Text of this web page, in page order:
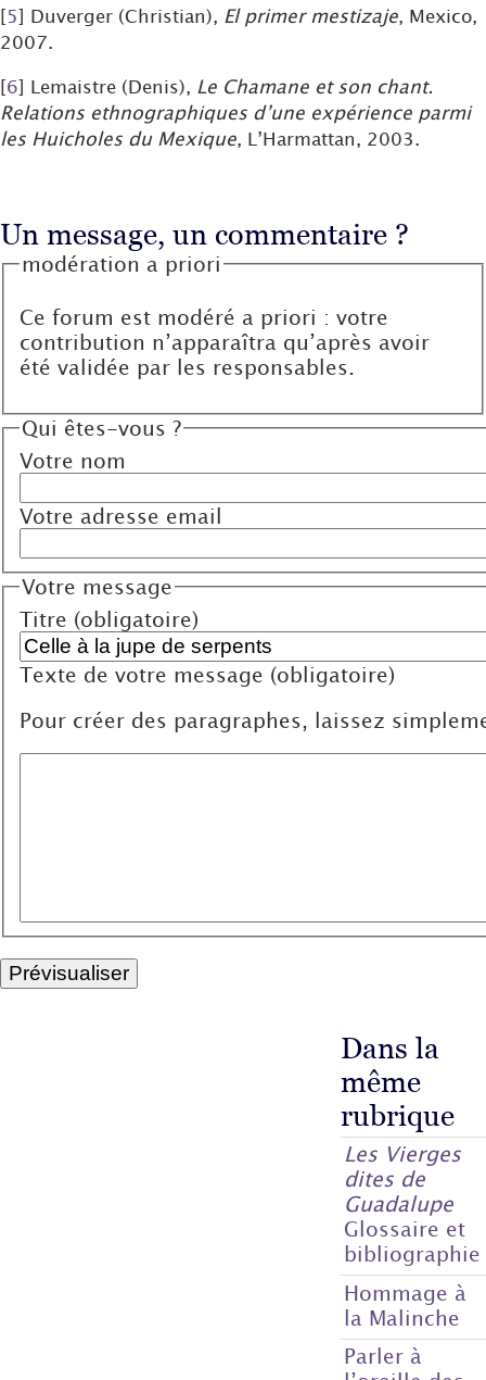
[5] Duverger (Christian), El primer mestizaje, Mexico,
2007.
[6] Lemaistre (Denis), Le Chamane et son chant.
Relations ethnographiques d’une expérience parmi
les Huicholes du Mexique, L’Harmattan, 2003.
Un message, un commentaire ?
modération a priori
Ce forum est modéré a priori : votre
contribution n’apparaîtra qu’après avoir
été validée par les responsables.
Qui êtes-vous ?
Votre nom
Votre adresse email
Votre message
Titre (obligatoire)
Texte de votre message (obligatoire)
Pour créer des paragraphes, laissez
Dans la
même
rubrique
Les Vierges
dites de
Guadalupe
Glossaire et
bibliographie
Hommage à
la Malinche
Parler à